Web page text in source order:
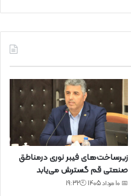
زیرساخت‌های فیبر نوری درمناطق
صنعتی قم گسترش می‌یابد
📅 10 مرداد 1405 🕙19:32